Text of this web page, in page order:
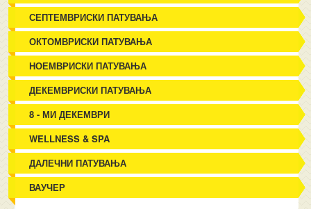
СЕПТЕМВРИСКИ ПАТУВАЊА
ОКТОМВРИСКИ ПАТУВАЊА
НОЕМВРИСКИ ПАТУВАЊА
ДЕКЕМВРИСКИ ПАТУВАЊА
8 - МИ ДЕКЕМВРИ
WELLNESS & SPA
ДАЛЕЧНИ ПАТУВАЊА
ВАУЧЕР